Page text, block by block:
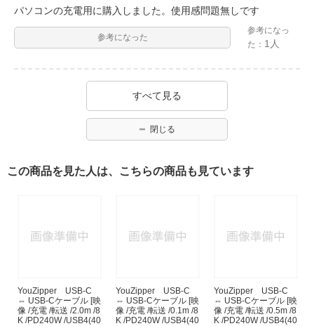
パソコンの充電用に購入しました。使用感問題無しです
参考になった
参考になっ
た： 1人
すべて見る
閉じる
この商品を見た人は、こちらの商品も見ています
YouZipper USB-C
⇔ USB-Cケーブル [映
像 /充電 /転送 /2.0m /8
K /PD240W /USB4(40
YouZipper USB-C
⇔ USB-Cケーブル [映
像 /充電 /転送 /0.1m /8
K /PD240W /USB4(40
YouZipper USB-C
⇔ USB-Cケーブル [映
像 /充電 /転送 /0.5m /8
K /PD240W /USB4(40